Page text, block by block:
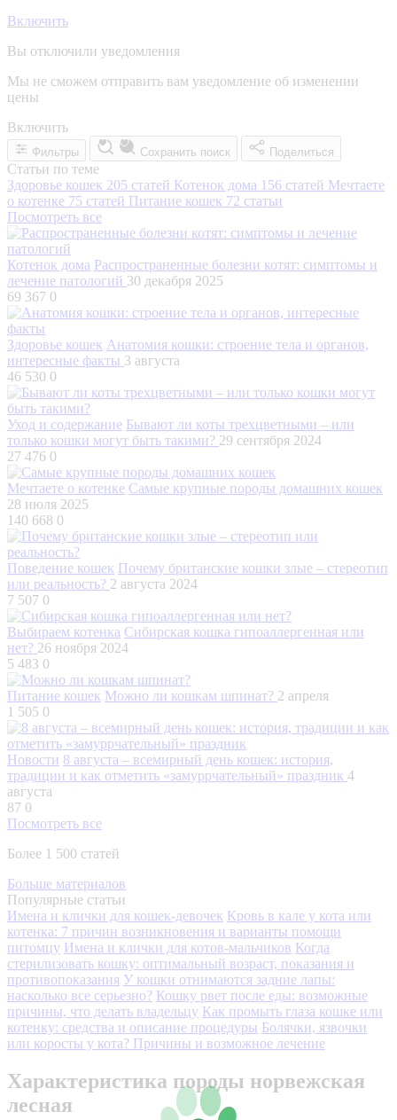
Включить
Вы отключили уведомления
Мы не сможем отправить вам уведомление об изменении
цены
Включить
Фильтры Сохранить поиск Поделиться
Статьи по теме
Здоровье кошек 205 статей Котенок дома 156 статей Мечтаете
о котенке 75 статей Питание кошек 72 статьи
Посмотреть все
Котенок дома Распространенные болезни котят: симптомы и
лечение патологий 30 декабря 2025
69 367 0
Здоровье кошек Анатомия кошки: строение тела и органов,
интересные факты 3 августа
46 530 0
Уход и содержание Бывают ли коты трехцветными – или
только кошки могут быть такими? 29 сентября 2024
27 476 0
Мечтаете о котенке Самые крупные породы домашних кошек
28 июля 2025
140 668 0
Поведение кошек Почему британские кошки злые – стереотип
или реальность? 2 августа 2024
7 507 0
Выбираем котенка Сибирская кошка гипоаллергенная или
нет? 26 ноября 2024
5 483 0
Питание кошек Можно ли кошкам шпинат? 2 апреля
1 505 0
Новости 8 августа – всемирный день кошек: история,
традиции и как отметить «замуррчательный» праздник 4
августа
87 0
Посмотреть все
Более 1 500 статей
Больше материалов
Популярные статьи
Имена и клички для кошек-девочек Кровь в кале у кота или
котенка: 7 причин возникновения и варианты помощи
питомцу Имена и клички для котов-мальчиков Когда
стерилизовать кошку: оптимальный возраст, показания и
противопоказания У кошки отнимаются задние лапы:
насколько все серьезно? Кошку рвет после еды: возможные
причины, что делать владельцу Как промыть глаза кошке или
котенку: средства и описание процедуры Болячки, язвочки
или коросты у кота? Причины и возможное лечение
Характеристика породы норвежская
лесная